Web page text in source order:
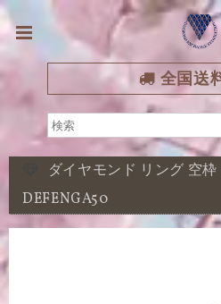
全国送
ダイヤモンド リング 空
DEFENGA50